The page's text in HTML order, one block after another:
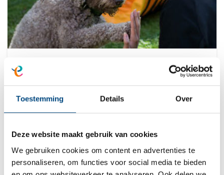
Toestemming Details Over
Deze website maakt gebruik van cookies
We gebruiken cookies om content en advertenties te
personaliseren, om functies voor social media te bieden
Sommige problemen kun je goed
aanpakken met therapie. Er zijn heel veel